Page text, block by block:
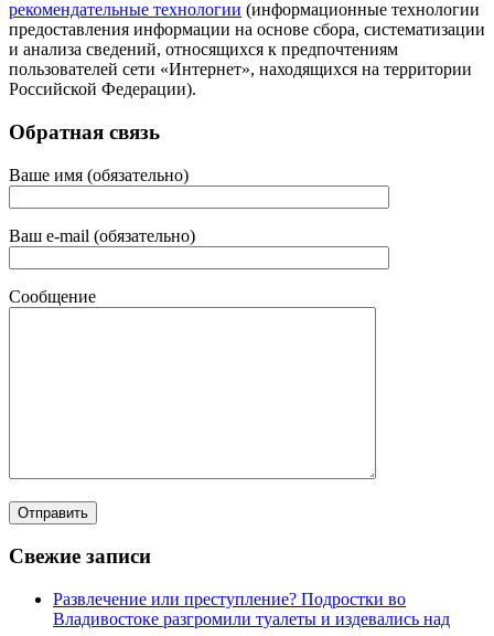
рекомендательные технологии (информационные технологии
предоставления информации на основе сбора, систематизации
и анализа сведений, относящихся к предпочтениям
пользователей сети «Интернет», находящихся на территории
Российской Федерации).
Обратная связь
Ваше имя (обязательно)
Ваш e-mail (обязательно)
Сообщение
Свежие записи
Развлечение или преступление? Подростки во
Владивостоке разгромили туалеты и издевались над